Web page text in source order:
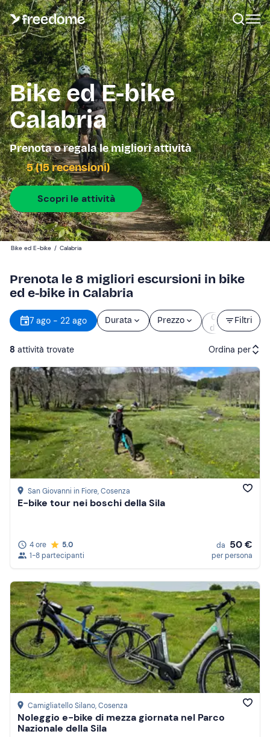
Bike ed E-bike
Calabria
Prenota o regala le migliori attività
5 (15 recensioni)
Scopri le attività
Bike ed E-bike / Calabria
Prenota le 8 migliori escursioni in bike
ed e-bike in Calabria
Filtri
7 ago - 22 ago Durata Prezzo
Orario
d’inizio
8 attività trovate Ordina per
Attività consigliate
Prezzo (crescente)
Prezzo (decrescente)
Recensioni
San Giovanni in Fiore, Cosenza
E-bike tour nei boschi della Sila
4 ore
5.0
1-8 partecipanti
da 50 €
per persona
Camigliatello Silano, Cosenza
Noleggio e-bike di mezza giornata nel Parco
Nazionale della Sila